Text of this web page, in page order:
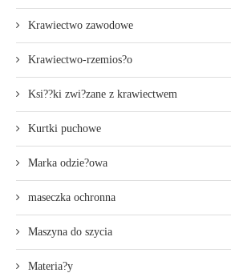
Krawiectwo zawodowe
Krawiectwo-rzemios?o
Ksi??ki zwi?zane z krawiectwem
Kurtki puchowe
Marka odzie?owa
maseczka ochronna
Maszyna do szycia
Materia?y